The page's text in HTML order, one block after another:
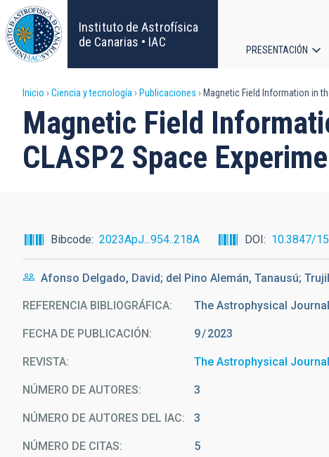
Pasar
al
contenido
principal
Instituto de Astrofísica
de Canarias • IAC
principal
PRESENTACIÓN
Sobrescribir
enlaces
de
a
la
navegación
Inicio Ciencia y tecnología Publicaciones Magnetic Field Information in
Magnetic Field
CLASP2 Space
Bibcode 2023ApJ...954..218A DOI 10.3847/
Afonso Delgado, David; del Pino Alemán, Tanausú;
REFERENCIA BIBLIOGRÁFICA The Astrophysical Journal
FECHA DE PUBLICACIÓN: 9 2023
REVISTA The Astrophysical Journal
NÚMERO DE AUTORES 3
NÚMERO DE AUTORES DEL IAC 3
NÚMERO DE CITAS 5